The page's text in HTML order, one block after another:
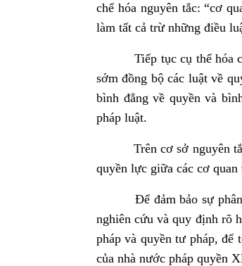
chế hóa nguyên tắc: “cơ
làm tất cả trừ những điều
Tiếp tục cụ thể hóa các
sớm đồng bộ các luật về
bình đẳng về quyền và
pháp luật.
Trên cơ sở nguyên tắc
quyền lực giữa các cơ
Để đảm bảo sự phân
nghiên cứu và quy định rõ
pháp và quyền tư pháp, để
của nhà nước pháp quyền